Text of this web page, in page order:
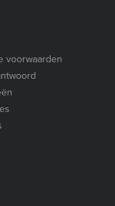
voorwaarden